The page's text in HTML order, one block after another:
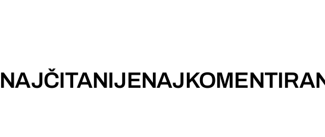
NAJČITANIJE